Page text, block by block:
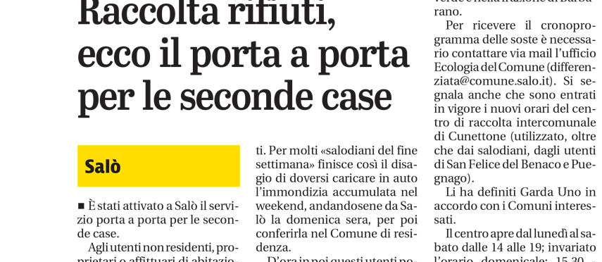
lunedì 03 luglio 2023
A Salò la quota di differenziata ha raggiunto
una media del 77%
lunedì 15 gennaio 2024
Video: Comunità Energetiche Rinnovabili nel
2024 sul Lago di Garda